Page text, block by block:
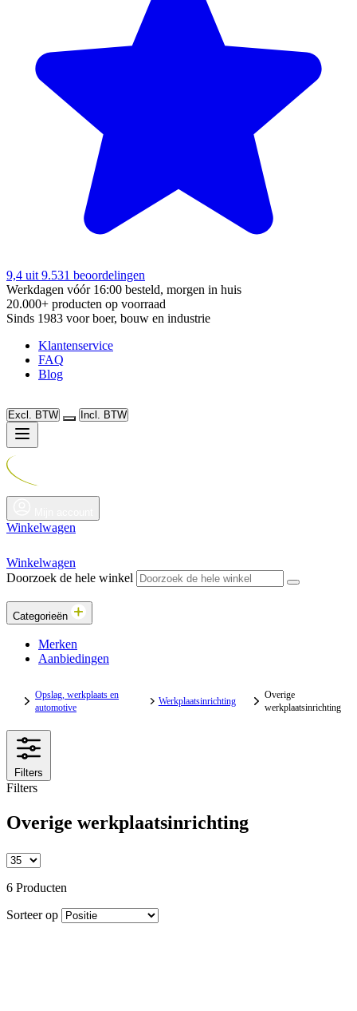
9,4 uit 9.531 beoordelingen
Werkdagen vóór 16:00 besteld, morgen in huis
20.000+ producten op voorraad
Sinds 1983 voor boer, bouw en industrie
Klantenservice
FAQ
Blog
Excl. BTW Incl. BTW
Winkelwagen
Winkelwagen
Doorzoek de hele winkel
Categorieën
Merken
Aanbiedingen
Opslag, werkplaats en
automotive
Werkplaatsinrichting
Overige
werkplaatsinrichting
Filters
Filters
Overige werkplaatsinrichting
6 Producten
Sorteer op